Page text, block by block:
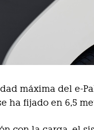
máxima del e-
ha fijado en 6,5